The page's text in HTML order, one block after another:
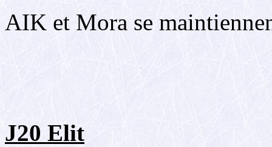
AIK et Mora se
J20 Elit